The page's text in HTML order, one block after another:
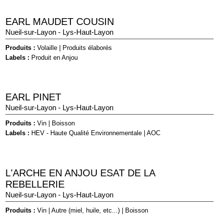
EARL MAUDET COUSIN
Nueil-sur-Layon - Lys-Haut-Layon
Produits : Volaille
Produits élaborés
Labels : Produit en Anjou
EARL PINET
Nueil-sur-Layon - Lys-Haut-Layon
Produits : Vin
Boisson
Labels : HEV - Haute Qualité Environnementale |AOC
L'ARCHE EN ANJOU ESAT DE LA
REBELLERIE
Nueil-sur-Layon - Lys-Haut-Layon
Produits : Vin |Autre (miel, huile, etc...)
Boisson